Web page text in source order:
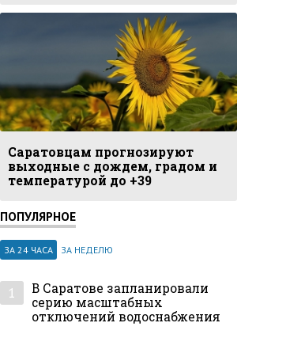
Саратовцам прогнозируют
выходные с дождем, градом и
температурой до +39
ПОПУЛЯРНОЕ
ЗА 24 ЧАСА ЗА НЕДЕЛЮ
1
В Саратове запланировали
серию масштабных
отключений водоснабжения